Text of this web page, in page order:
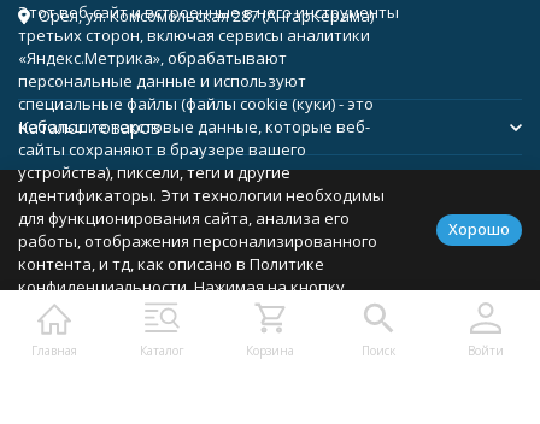
Главная Каталог Корзина Поиск Войти
Орёл, ул. Комсомольская 287 (АнгарКерама)
Каталог товаров
Помощь
Политика персональных данных Карта сайта
Этот веб-сайт и встроенные в него инструменты
третьих сторон, включая сервисы аналитики
«Яндекс.Метрика», обрабатывают
персональные данные и используют
специальные файлы (файлы cookie (куки) - это
небольшие текстовые данные, которые веб-
сайты сохраняют в браузере вашего
устройства), пиксели, теги и другие
идентификаторы. Эти технологии необходимы
для функционирования сайта, анализа его
работы, отображения персонализированного
контента, и тд, как описано в Политике
конфиденциальности. Нажимая на кнопку
«Соглашаюсь», вы соглашаетесь с
использованием указанных технологий и
подтверждаете свое согласие на обработку
Хорошо